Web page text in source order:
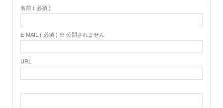
名前 ( 必須 )
E-MAIL ( 必須 ) ※ 公開されません
URL